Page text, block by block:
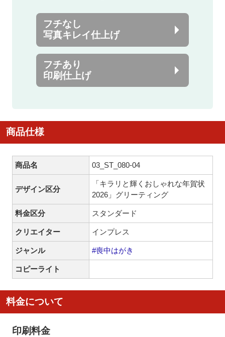
フチなし
写真キレイ仕上げ
フチあり
印刷仕上げ
商品仕様
商品名 03_ST_080-04
デザイン区分
「キラリと輝くおしゃれな年賀状
2026」グリーティング
料金区分 スタンダード
クリエイター インプレス
ジャンル #喪中はがき
コピーライト
料金について
印刷料金